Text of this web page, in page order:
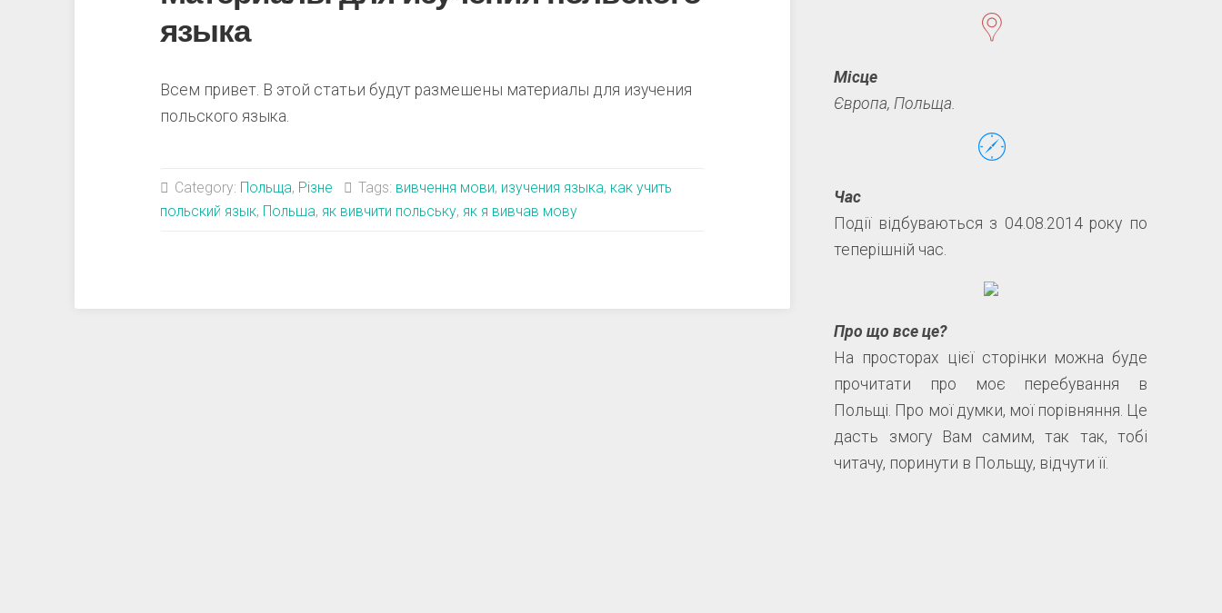
языка
Всем привет. В этой статьи будут размешены материалы для изучения
польского языка.
Category: Польща, Різне Tags: вивчення мови, изучения языка, как учить
польский язык, Польша, як вивчити польську, як я вивчав мову
Місце
Європа, Польща.
Час
Події відбуваються з 04.08.2014 року по
теперішній час.
Про що все це?
На просторах цієї сторінки можна буде
прочитати про моє перебування в
Польщі. Про мої думки, мої порівняння. Це
дасть змогу Вам самим, так так, тобі
читачу, поринути в Польщу, відчути її.